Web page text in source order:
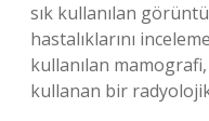
sık kullanılan
hastalıklarını
kullanılan mamografi,
kullanan bir